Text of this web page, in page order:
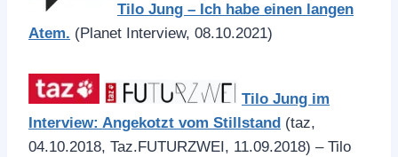
Tilo Jung – Ich habe einen langen
Atem. (Planet Interview, 08.10.2021)
Tilo Jung im
Interview: Angekotzt vom Stillstand (taz,
04.10.2018, Taz.FUTURZWEI, 11.09.2018) – Tilo